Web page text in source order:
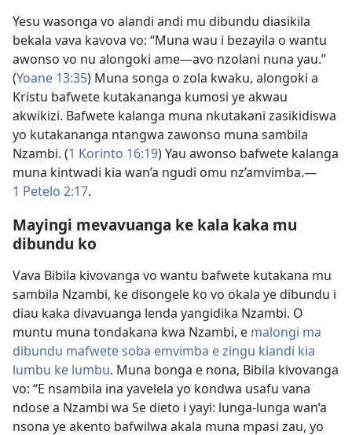
Yesu wasonga vo alandi andi mu dibundu diasikila
bekala vava kavova vo: “Muna wau i bezayila o wantu
awonso vo nu alongoki ame—avo nzolani nuna yau.”
(Yoane 13:35) Muna songa o zola kwaku, alongoki a
Kristu bafwete kutakananga kumosi ye akwau
akwikizi. Bafwete kalanga muna nkutakani zasikidiswa
yo kutakananga ntangwa zawonso muna sambila
Nzambi. (1 Korinto 16:19) Yau awonso bafwete kalanga
muna kintwadi kia wan’a ngudi omu nz’amvimba.—
1 Petelo 2:17.
Mayingi mevavuanga ke kala kaka mu
dibundu ko
Vava Bibila kivovanga vo wantu bafwete kutakana mu
sambila Nzambi, ke disongele ko vo okala ye dibundu i
diau kaka divavuanga lenda yangidika Nzambi. O
muntu muna tondakana kwa Nzambi, e malongi ma
dibundu mafwete soba emvimba e zingu kiandi kia
lumbu ke lumbu. Muna bonga e nona, Bibila kivovanga
vo: “E nsambila ina yavelela yo kondwa usafu vana
ndose a Nzambi wa Se dieto i yayi: lunga-lunga wan’a
nsona ye akento bafwilwa akala muna mpasi zau, yo